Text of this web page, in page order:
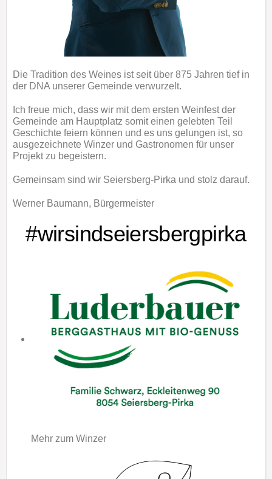
Die Tradition des Weines ist seit über 875 Jahren tief in
der DNA unserer Gemeinde verwurzelt.
Ich freue mich, dass wir mit dem ersten Weinfest der
Gemeinde am Hauptplatz somit einen gelebten Teil
Geschichte feiern können und es uns gelungen ist, so
ausgezeichnete Winzer und Gastronomen für unser
Projekt zu begeistern.
Gemeinsam sind wir Seiersberg-Pirka und stolz darauf.
Werner Baumann, Bürgermeister
#wirsindseiersbergpirka
Mehr zum Winzer